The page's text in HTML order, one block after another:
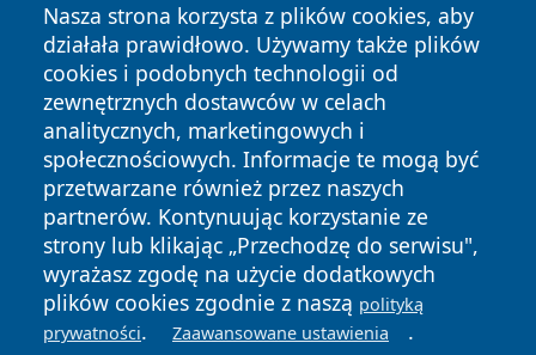
Nasza strona korzysta z plików cookies, aby
działała prawidłowo. Używamy także plików
cookies i podobnych technologii od
zewnętrznych dostawców w celach
analitycznych, marketingowych i
społecznościowych. Informacje te mogą być
przetwarzane również przez naszych
partnerów. Kontynuując korzystanie ze
strony lub klikając „Przechodzę do serwisu",
wyrażasz zgodę na użycie dodatkowych
plików cookies zgodnie z naszą polityką
prywatności. Zaawansowane ustawienia .
Copyright © 2026 portalzielonagora.pl Wszystkie prawa
zastrzeżone.
News Autorzy
Polityka
Prywatności
Polityka
Cookies